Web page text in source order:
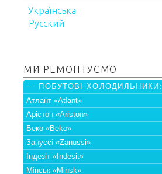
Українська
Русский
МИ РЕМОНТУЄМО
--- ПОБУТОВІ ХОЛОДИЛЬНИКИ:
Атлант «Atlant»
Арістон «Ariston»
Беко «Beko»
Зануссі «Zanussi»
Індезіт «Indesit»
Мінськ «Minsk»